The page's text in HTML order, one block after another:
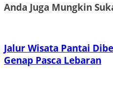
Anda Juga Mungkin
Jalur Wisata Pantai
Genap Pasca Lebaran